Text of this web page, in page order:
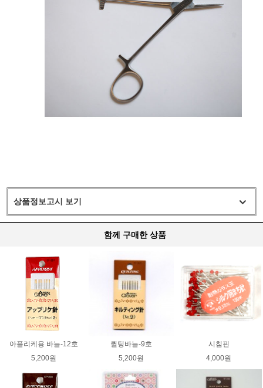
상품정보고시 보기
함께 구매한 상품
아플리케용 바늘-12호
5,200원
퀼팅바늘-9호
5,200원
시침핀
4,000원